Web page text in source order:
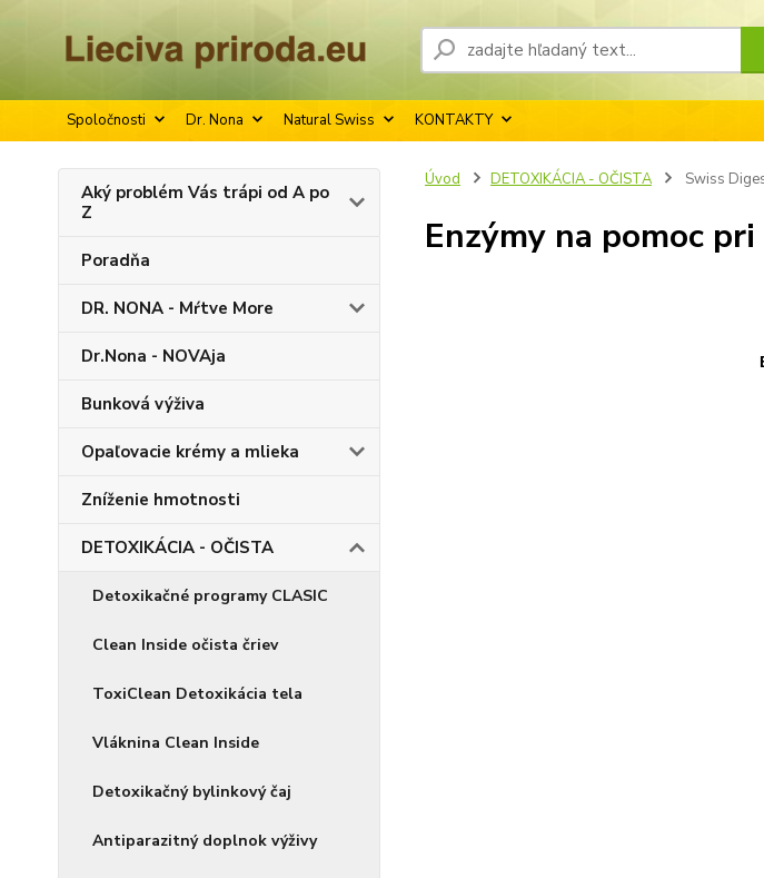
Spoločnosti Dr. Nona Natural Swiss KONTAKTY
Aký problém Vás trápi od A po
Z
Poradňa
DR. NONA - Mŕtve More
Dr.Nona - NOVAja
Bunková výživa
Opaľovacie krémy a mlieka
Zníženie hmotnosti
DETOXIKÁCIA - OČISTA
Detoxikačné programy CLASIC
Clean Inside očista čriev
ToxiClean Detoxikácia tela
Vláknina Clean Inside
Detoxikačný bylinkový čaj
Antiparazitný doplnok výživy
Úvod DETOXIKÁCIA - OČISTA Swiss
Enzýmy na pomoc